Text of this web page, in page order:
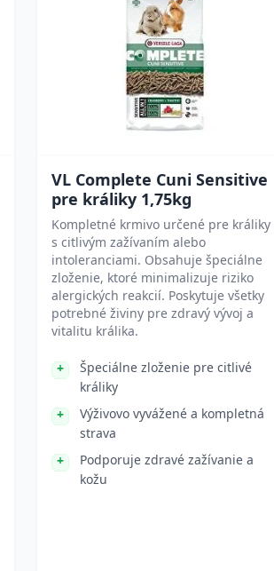
VL Complete Cuni Sensitive
pre králiky 1,75kg
Kompletné krmivo určené pre králiky
s citlivým zažívaním alebo
intoleranciami. Obsahuje špeciálne
zloženie, ktoré minimalizuje riziko
alergických reakcií. Poskytuje všetky
potrebné živiny pre zdravý vývoj a
vitalitu králika.
Špeciálne zloženie pre citlivé
králiky
Výživovo vyvážené a kompletná
strava
Podporuje zdravé zažívanie a
kožu